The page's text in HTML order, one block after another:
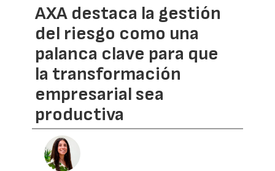
AXA destaca la gestión
del riesgo como una
palanca clave para que
la transformación
empresarial sea
productiva